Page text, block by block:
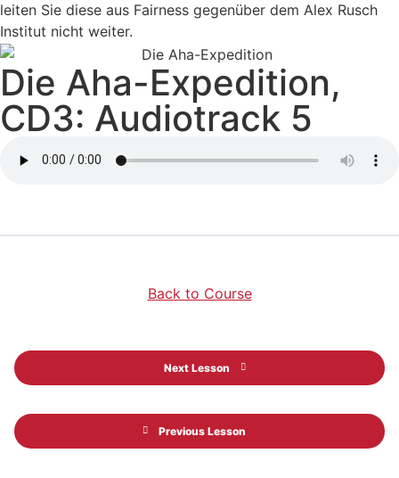
leiten Sie diese aus Fairness gegenüber dem Alex Rusch
Institut nicht weiter.
Die Aha-Expedition,
CD3: Audiotrack 5
Previous Lesson
Back to Course
Next Lesson